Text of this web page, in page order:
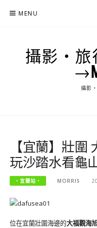
MENU
攝影‧旅
攝影
【宜蘭】壯圍
玩沙踏水看龜
‧宜蘭站‧ MORRIS
位在宜蘭壯圍海邊的大福觀海